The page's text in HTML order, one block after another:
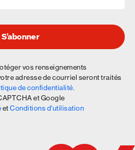
S’abonner
vos renseignements
adresse de courriel seront traités
de confidentialité
et Google
etConditions d'utilisation